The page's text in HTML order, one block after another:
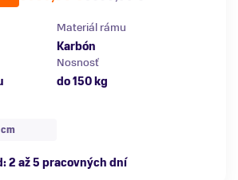
Materiál rámu
Karbón
Nosnosť
do 150 kg
cm
2 až 5 pracovných dní